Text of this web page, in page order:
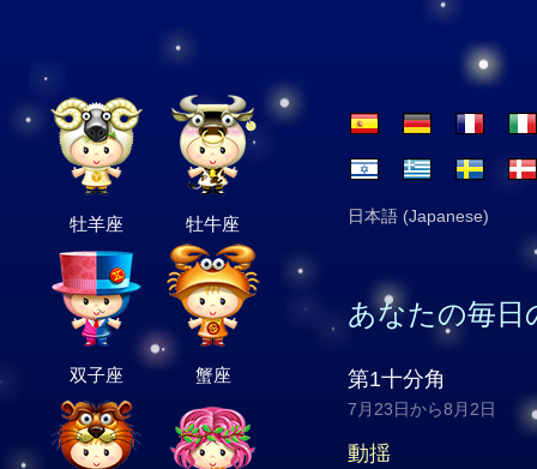
牡羊座 牡牛座
双子座 蟹座
日本語 (Japanese)
あなたの毎日
第1十分角
7月23日から8月2日
動揺